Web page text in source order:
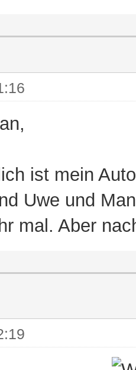
ist mein
Uwe und
mal. Aber